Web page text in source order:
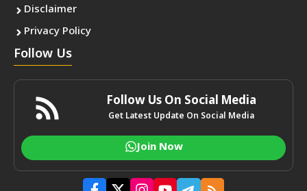
Disclaimer
Privacy Policy
Follow Us
Follow Us On Social Media
Get Latest Update On Social Media
Join Now